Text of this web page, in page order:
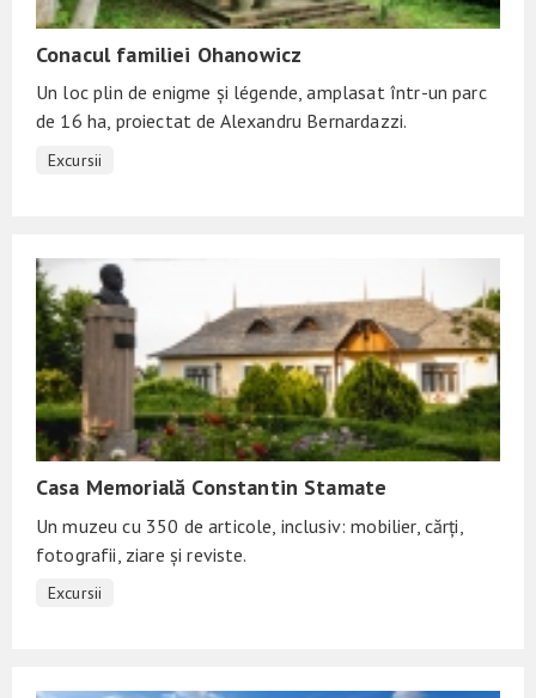
Conacul familiei Ohanowicz
Un loc plin de enigme și légende, amplasat într-un parc
de 16 ha, proiectat de Alexandru Bernardazzi.
Excursii
Casa Memorială Constantin Stamate
Un muzeu cu 350 de articole, inclusiv: mobilier, cărți,
fotografii, ziare și reviste.
Excursii